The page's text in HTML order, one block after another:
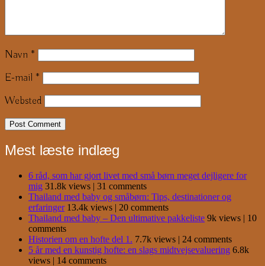
Navn *
E-mail *
Websted
Mest læste indlæg
6 råd, som har gjort livet med små børn meget dejligere for
mig 31.8k views | 31 comments
Thailand med baby og småbørn: Tips, destinationer og
erfaringer 13.4k views | 20 comments
Thailand med baby – Den ultimative pakkeliste 9k views | 10
comments
Historien om en hofte del 1. 7.7k views | 24 comments
5 år med en kunstig hofte: en slags midtvejsevaluering 6.8k
views | 14 comments